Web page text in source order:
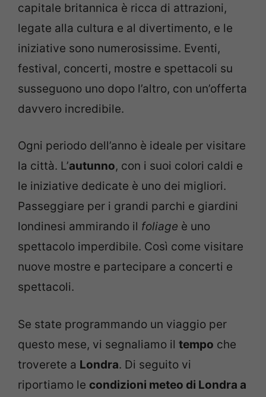
capitale britannica è ricca di attrazioni,
legate alla cultura e al divertimento, e le
iniziative sono numerosissime. Eventi,
festival, concerti, mostre e spettacoli su
susseguono uno dopo l’altro, con un’offerta
davvero incredibile.
Ogni periodo dell’anno è ideale per visitare
la città. L’autunno, con i suoi colori caldi e
le iniziative dedicate è uno dei migliori.
Passeggiare per i grandi parchi e giardini
londinesi ammirando il foliage è uno
spettacolo imperdibile. Così come visitare
nuove mostre e partecipare a concerti e
spettacoli.
Se state programmando un viaggio per
questo mese, vi segnaliamo il tempo che
troverete a Londra. Di seguito vi
riportiamo le condizioni meteo di Londra a